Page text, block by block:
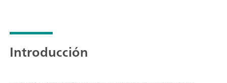
Introducción